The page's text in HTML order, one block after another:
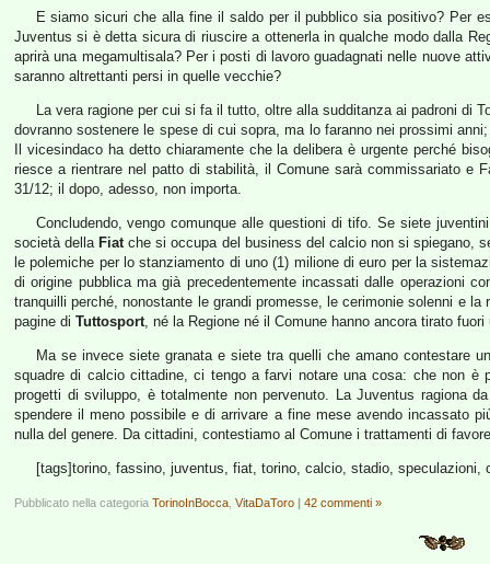
E siamo sicuri che alla fine il saldo per il pubblico sia positivo? Per
Juventus si è detta sicura di riuscire a ottenerla in qualche modo dalla
aprirà una megamultisala? Per i posti di lavoro guadagnati nelle nuove
saranno altrettanti persi in quelle vecchie?
La vera ragione per cui si fa il tutto, oltre alla sudditanza ai padroni di
dovranno sostenere le spese di cui sopra, ma lo faranno nei prossimi
Il vicesindaco ha detto chiaramente che la delibera è urgente perché
riesce a rientrare nel patto di stabilità, il Comune sarà commissariato e
31/12; il dopo, adesso, non importa.
Concludendo, vengo comunque alle questioni di tifo. Se siete
società della Fiatche si occupa del business del calcio non si spiegano,
le polemiche per lo stanziamento di uno (1) milione di euro per la
di origine pubblica ma già precedentemente incassati dalle operazioni
tranquilli perché, nonostante le grandi promesse, le cerimonie solenni e
pagine di Tuttosport, né la Regione né il Comune hanno ancora tirato fuori
Ma se invece siete granata e siete tra quelli che amano contestare
squadre di calcio cittadine, ci tengo a farvi notare una cosa: che non è
progetti di sviluppo, è totalmente non pervenuto. La Juventus ragiona
spendere il meno possibile e di arrivare a fine mese avendo incassato
nulla del genere. Da cittadini, contestiamo al Comune i trattamenti di
[tags]torino, fassino, juventus, fiat, torino, calcio, stadio, speculazioni,
Pubblicato nella categoria TorinoInBocca VitaDaToro | 42 commenti »